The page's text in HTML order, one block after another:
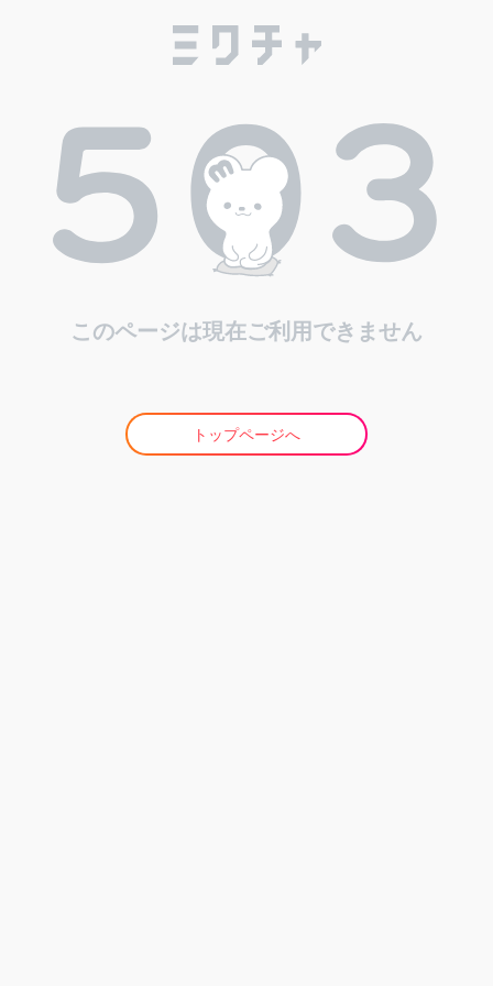
このページは現在ご利用できません